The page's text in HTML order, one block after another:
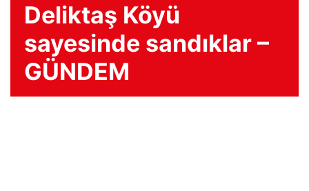
Deliktaş Köyü
sayesinde sandıklar –
GÜNDEM